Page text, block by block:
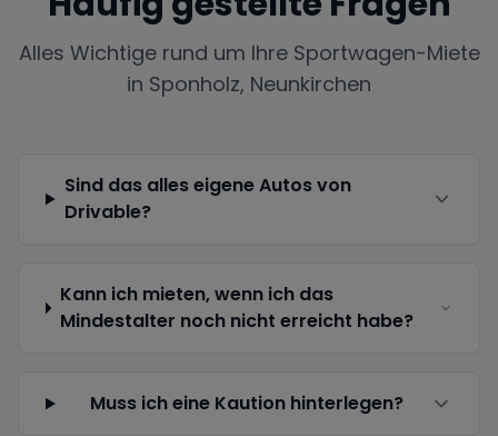
Alles Wichtige rund um Ihre Sportwagen-Miete
in Sponholz, Neunkirchen
Sind das alles eigene Autos von
Drivable?
Kann ich mieten, wenn ich das
Mindestalter noch nicht erreicht habe?
Muss ich eine Kaution hinterlegen?